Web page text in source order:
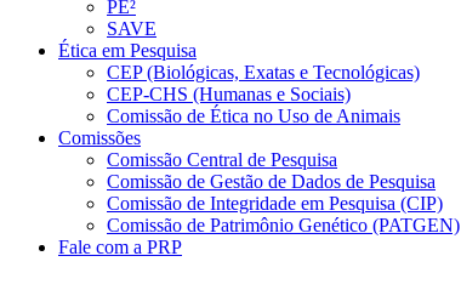
PE²
SAVE
Ética em Pesquisa
CEP (Biológicas, Exatas e Tecnológicas)
CEP-CHS (Humanas e Sociais)
Comissão de Ética no Uso de Animais
Comissões
Comissão Central de Pesquisa
Comissão de Gestão de Dados de Pesquisa
Comissão de Integridade em Pesquisa (CIP)
Comissão de Patrimônio Genético (PATGEN)
Fale com a PRP